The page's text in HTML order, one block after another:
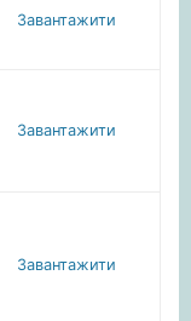
Завантажити
Завантажити
Завантажити